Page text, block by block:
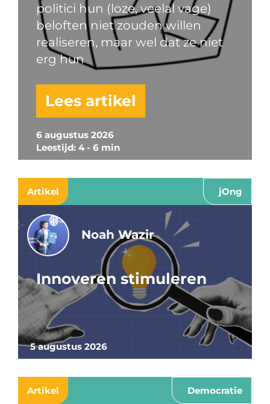
6 augustus 2026
Leestijd: 4 - 6 min
politici hun (loze, veelal vage)
beloften niet zouden willen
realiseren, maar wel dat ze niet
erg hun
Lees artikel
Artikel jOng
5 augustus 2026
Noah Wazir
Innoveren stimuleren
Artikel Democratie